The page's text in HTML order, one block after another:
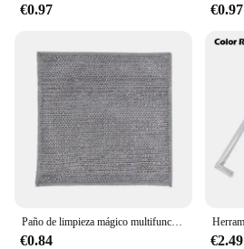
€0.97 €0.97
€0.84 €2.49